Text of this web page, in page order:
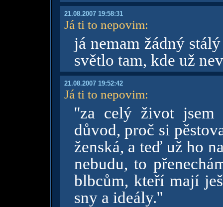
21.08.2007 19:58:31
Já ti to nepovim:
já nemam žádný
světlo tam, kde už
21.08.2007 19:52:42
Já ti to nepovim:
''za celý život jsem
důvod, proč si
ženská, a teď už ho
nebudu, to
blbcům, kteří mají
sny a ideály.''